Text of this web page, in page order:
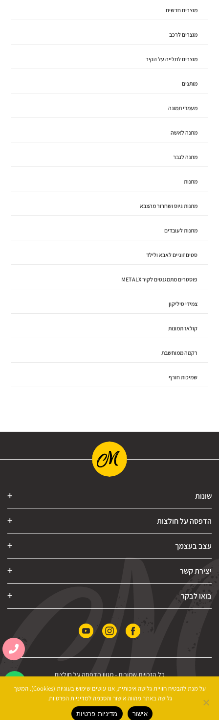
מוצרים חדשים
מוצרים לרכב
מוצרים לתלייה על הקיר
מותגים
מעמדי תמונה
מתנה לאשה
מתנה לגבר
מתנות
מתנות גיוס ושחרור מהצבא
מתנות לעובדים
סטים זוגיים לאבא ולילד
פוסטרים מתמגנטים לקיר METALX
צמידי סיליקון
קולאז תמונות
רקמה ממוחשבת
שמיכות חורף
שונות
הדפסה על חולצות
עצב בעצמך
יצירת קשר
בואו לבקר
כל הזכויות שמורות -מגוון הדפסה על חולצות
הצהרת נגישות|מדיניות פרטיות|תקנון האתר
על מנת להבטיח חוויית גלישה איכותית, אנו עושים שימוש בעוגיות (Cookies). המשך
גלישה באתר מהווה אישור והסכמה למדיניות הפרטיות.
אישור מדיניות פרטיות